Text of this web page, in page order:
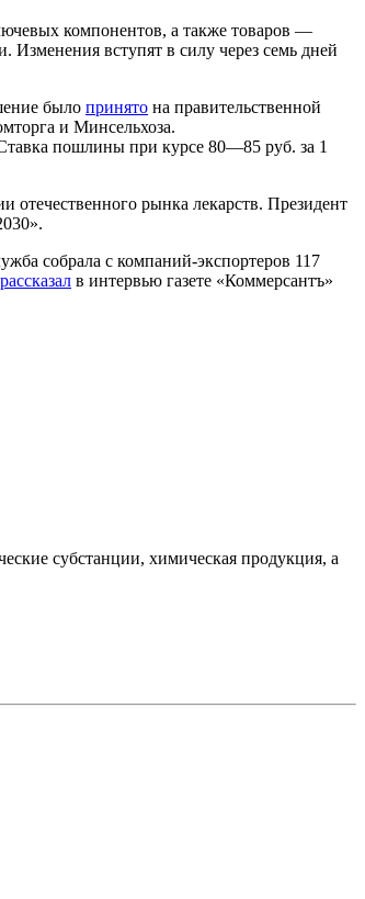
компонентов, а также товаров —
вступят в силу через семь дней
было принято на правительственной
и Минсельхоза.
пошлины при курсе 80—85 руб. за 1
отечественного рынка лекарств. Президент
собрала с компаний-экспортеров 117
рассказал в интервью газете «Коммерсантъ»
субстанции, химическая продукция, а